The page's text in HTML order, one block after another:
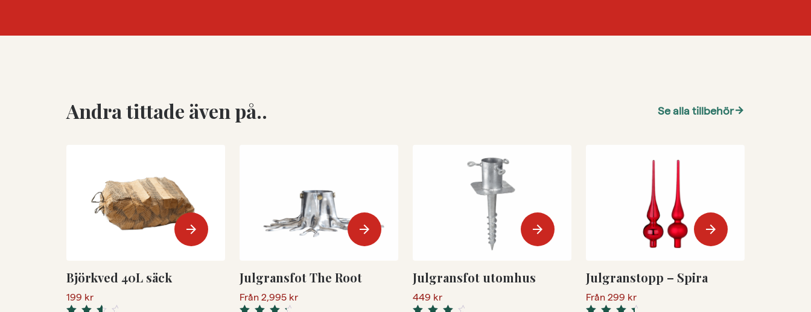
Andra tittade även på.. Se alla tillbehörarrow_forward
arrow_forward
Björkved 40L säck
199 kr
arrow_forward
Julgransfot The Root
Från 2,995 kr
arrow_forward
Julgransfot utomhus
449 kr
arrow_forward
Julgranstopp – Spira
Från 299 kr